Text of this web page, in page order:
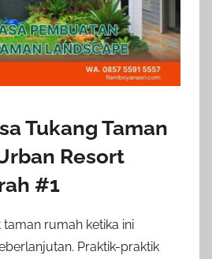
Tukang Taman
Resort
#1
rumah ketika ini
Praktik-praktik